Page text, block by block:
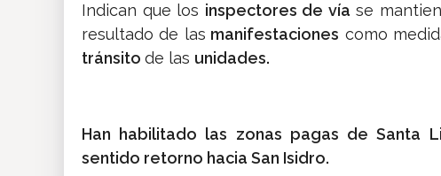
Indican que los inspectores de vía se
resultado de las manifestaciones como
tránsito de las unidades.
Han habilitado las zonas pagas de Santa
sentido retorno hacia San Isidro.